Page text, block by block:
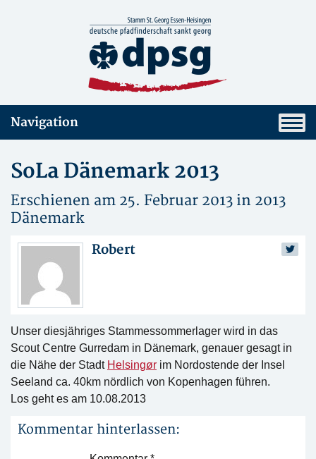
Navigation
SoLa Dänemark 2013
Erschienen am 25. Februar 2013 in 2013
Dänemark
Robert
Unser diesjähriges Stammessommerlager wird in das
Scout Centre Gurredam in Dänemark, genauer gesagt in
die Nähe der Stadt Helsingør im Nordostende der Insel
Seeland ca. 40km nördlich von Kopenhagen führen.
Los geht es am 10.08.2013
Kommentar hinterlassen: